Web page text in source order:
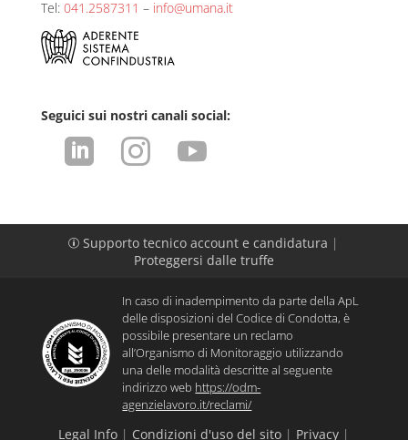
Tel: 041.2587311 – info@umana.it
Seguici sui nostri canali social:
  
p Supporto tecnico account e candidatura |
Proteggersi dalle truffe
In caso di inadempimento da parte della ApL
delle disposizioni del Codice di Condotta, è
possibile presentare un reclamo
all’Organismo di Monitoraggio utilizzando
una delle modalità descritte al seguente
indirizzo web https://odm-
agenzielavoro.it/reclami/
Legal Info| Condizioni d'uso del sito| Privacy|